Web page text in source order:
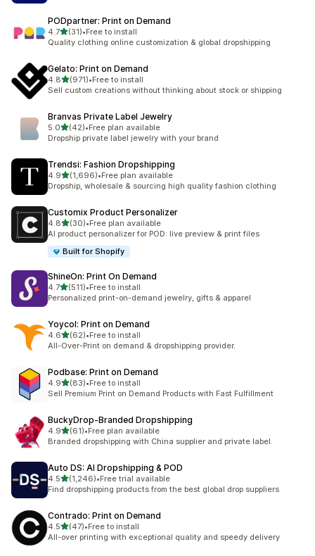
PODpartner: Print on Demand
4.7별 5개 중
(31)
총 리뷰 31개
•Free to install
Quality clothing online customization & global dropshipping
Gelato: Print on Demand
4.8별 5개 중
(971)
총 리뷰 971개
•Free to install
Sell custom creations without thinking about stock or shipping
Branvas Private Label Jewelry
5.0별 5개 중
(42)
총 리뷰 42개
•Free plan available
Dropship private label jewelry with your brand
Trendsi: Fashion Dropshipping
4.9별 5개 중
(1,696)
총 리뷰 1696개
•Free plan available
Dropship, wholesale & sourcing high quality fashion clothing
Customix Product Personalizer
4.8별 5개 중
(30)
총 리뷰 30개
•Free plan available
AI product personalizer for POD: live preview & print files
Built for Shopify
ShineOn: Print On Demand
4.7별 5개 중
(511)
총 리뷰 511개
•Free to install
Personalized print-on-demand jewelry, gifts & apparel
Yoycol: Print on Demand
4.6별 5개 중
(62)
총 리뷰 62개
•Free to install
All-Over-Print on demand & dropshipping provider.
Podbase: Print on Demand
4.9별 5개 중
(83)
총 리뷰 83개
•Free to install
Sell Premium Print on Demand Products with Fast Fulfillment
BuckyDrop‑Branded Dropshipping
4.9별 5개 중
(61)
총 리뷰 61개
•Free plan available
Branded dropshipping with China supplier and private label.
Auto DS: AI Dropshipping & POD
4.5별 5개 중
(1,246)
총 리뷰 1246개
•Free trial available
Find dropshipping products from the best global drop suppliers
Contrado: Print on Demand
4.5별 5개 중
(47)
총 리뷰 47개
•Free to install
All-over printing with exceptional quality and speedy delivery